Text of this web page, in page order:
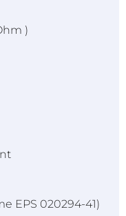
)
EPS 020294-41)